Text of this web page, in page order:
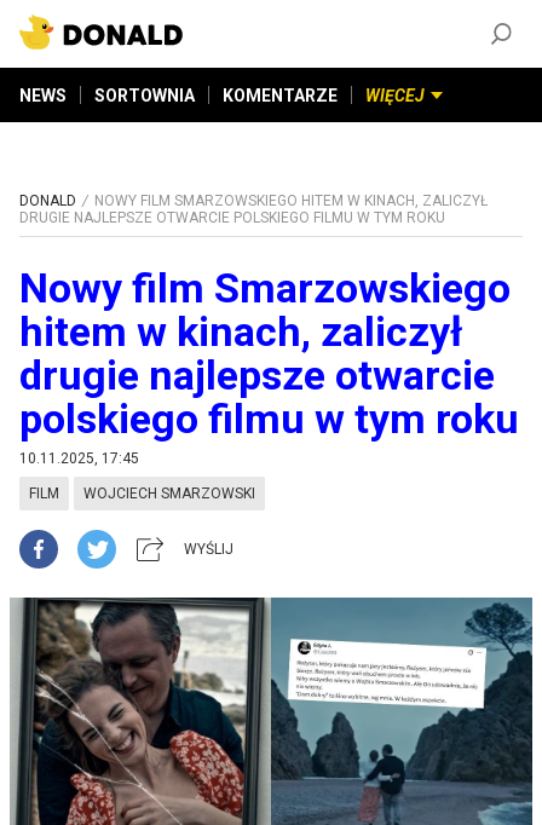
NEWS SORTOWNIA KOMENTARZE WIĘCEJ
DONALD
NOWY FILM SMARZOWSKIEGO HITEM W KINACH, ZALICZYŁ
DRUGIE NAJLEPSZE OTWARCIE POLSKIEGO FILMU W TYM ROKU
Nowy film Smarzowskiego
hitem w kinach, zaliczył
drugie najlepsze otwarcie
polskiego filmu w tym roku
10.11.2025, 17:45
FILM WOJCIECH SMARZOWSKI
WYŚLIJ